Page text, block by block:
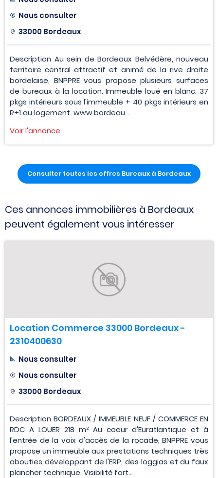
Nous consulter
33000 Bordeaux
Description Au sein de Bordeaux Belvédère, nouveau
territoire central attractif et animé de la rive droite
bordelaise, BNPPRE vous propose plusieurs surfaces
de bureaux à la location. Immeuble loué en blanc. 37
pkgs intérieurs sous l'immeuble + 40 pkgs intérieurs en
R+1 au logement. www.bordeau...
Voir l'annonce
Consulter toutes les offres Bureaux à Bordeaux
Ces annonces immobilières à Bordeaux
peuvent également vous intéresser
Location Commerce 33000 Bordeaux -
2310400630
Nous consulter
Nous consulter
33000 Bordeaux
Description BORDEAUX / IMMEUBLE NEUF / COMMERCE EN
RDC A LOUER 218 m² Au coeur d'Euratlantique et à
l'entrée de la voix d'accès de la rocade, BNPPRE vous
propose un immeuble aux prestations techniques très
abouties développant de l'ERP, des loggias et du faux
plancher technique. Visibilité fort...